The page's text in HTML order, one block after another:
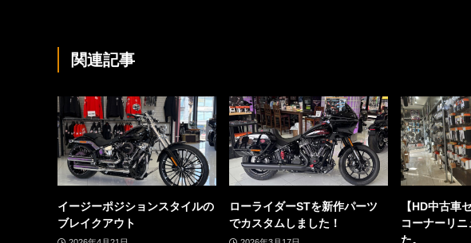
関連記事
イージーポジションスタイルの
ブレイクアウト
ローライダーSTを新作パーツ
でカスタムしました！
【HD中古車
コーナーリ
た。